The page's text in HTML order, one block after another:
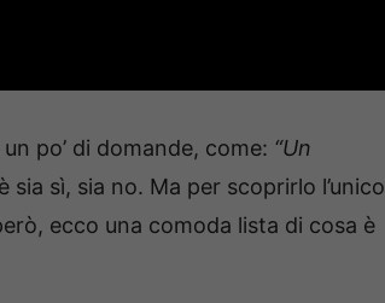
po’ di domande, come: “Un
sia sì, sia no. Ma per scoprirlo l’unico
ecco una comoda lista di cosa è